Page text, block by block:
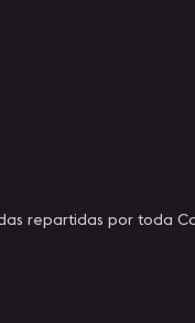
repartidas por toda